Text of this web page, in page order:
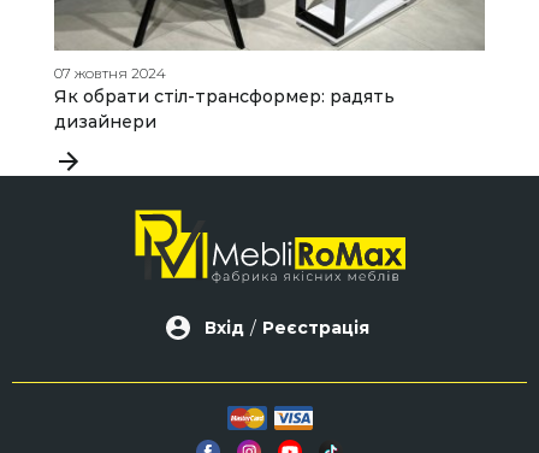
07 жовтня 2024
Як обрати стіл-трансформер: радять
дизайнери
Вхід / Реєстрація